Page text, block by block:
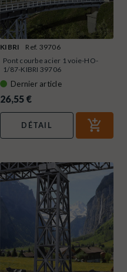
KIBRI
Ref. 39706
Pont courbe acier 1 voie-HO-
1/87-KIBRI 39706
Dernier article
26,55 €
DÉTAIL